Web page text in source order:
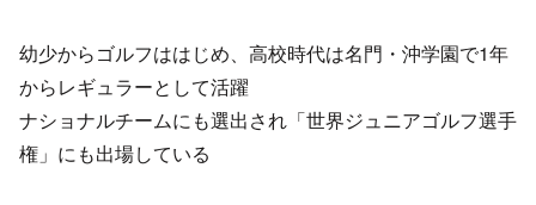
幼少からゴルフははじめ、高校時代は名門・沖学園で1年
からレギュラーとして活躍
ナショナルチームにも選出され「世界ジュニアゴルフ選手
権」にも出場している